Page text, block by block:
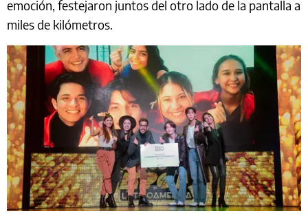
emoción, festejaron juntos del otro lado de la pantalla a
miles de kilómetros.